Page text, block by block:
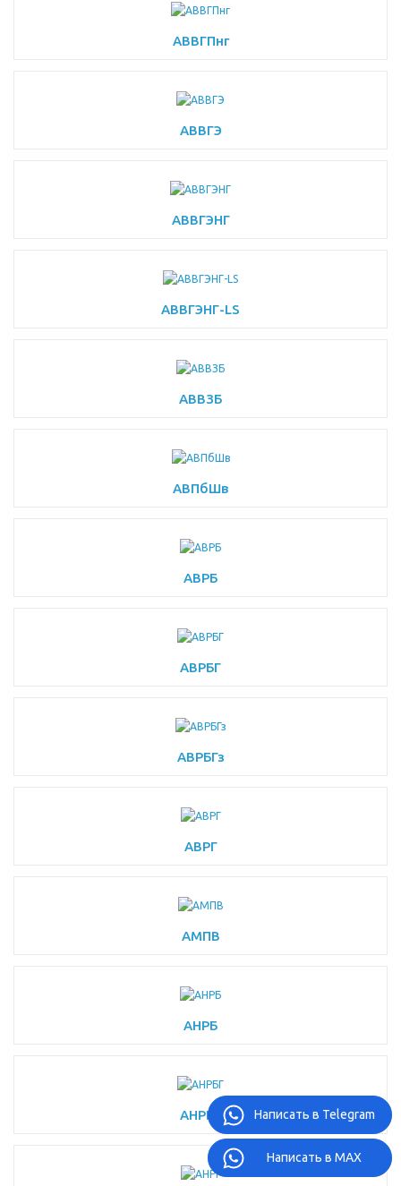
АВВГПнг
АВВГЭ
АВВГЭНГ
АВВГЭНГ-LS
АВВЗБ
АВПбШв
АВРБ
АВРБГ
АВРБГз
АВРГ
АМПВ
АНРБ
АНРБГ Написать в Telegram
Написать в MAX